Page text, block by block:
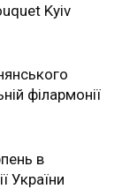
Kyiv
філармонії
в
України